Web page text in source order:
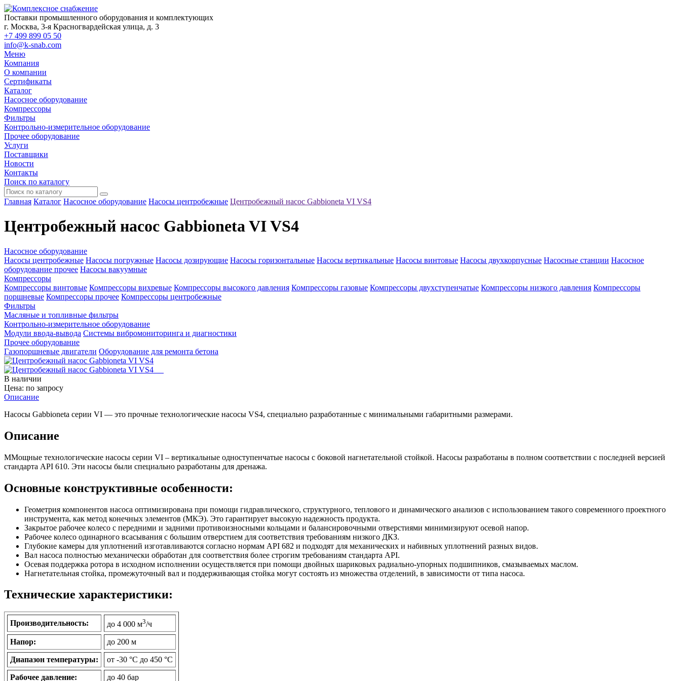
Поставки промышленного оборудования и комплектующих
г. Москва, 3-я Красногвардейская улица, д. 3
+7 499 899 05 50
info@k-snab.com
Меню
Компания
О компании
Сертификаты
Каталог
Насосное оборудование
Компрессоры
Фильтры
Контрольно-измерительное оборудование
Прочее оборудование
Услуги
Поставщики
Новости
Контакты
Поиск по каталогу
Главная Каталог Насосное оборудование Насосы центробежные Центробежный насос Gabbioneta VI VS4
Центробежный насос Gabbioneta VI VS4
Насосное оборудование
Насосы центробежные Насосы погружные Насосы дозирующие Насосы горизонтальные Насосы вертикальные Насосы винтовые Насосы двухкорпусные Насосные станции Насосное
оборудование прочее Насосы вакуумные
Компрессоры
Компрессоры винтовые Компрессоры вихревые Компрессоры высокого давления Компрессоры газовые Компрессоры двухступенчатые Компрессоры низкого давления Компрессоры
поршневые Компрессоры прочее Компрессоры центробежные
Фильтры
Масляные и топливные фильтры
Контрольно-измерительное оборудование
Модули ввода-вывода Системы вибромониторинга и диагностики
Прочее оборудование
Газопоршневые двигатели Оборудование для ремонта бетона
В наличии
Цена: по запросу
Описание
Насосы Gabbioneta серии VI — это прочные технологические насосы VS4, специально разработанные с минимальными габаритными размерами.
Описание
ММощные технологические насосы серии VI – вертикальные одноступенчатые насосы с боковой нагнетательной стойкой. Насосы разработаны в полном соответствии с последней версией
стандарта API 610. Эти насосы были специально разработаны для дренажа.
Основные конструктивные особенности:
Геометрия компонентов насоса оптимизирована при помощи гидравлического, структурного, теплового и динамического анализов с использованием такого современного проектного
инструмента, как метод конечных элементов (МКЭ). Это гарантирует высокую надежность продукта.
Закрытое рабочее колесо с передними и задними противоизносными кольцами и балансировочными отверстиями минимизируют осевой напор.
Рабочее колесо одинарного всасывания с большим отверстием для соответствия требованиям низкого ДКЗ.
Глубокие камеры для уплотнений изготавливаются согласно нормам API 682 и подходят для механических и набивных уплотнений разных видов.
Вал насоса полностью механически обработан для соответствия более строгим требованиям стандарта API.
Осевая поддержка ротора в исходном исполнении осуществляется при помощи двойных шариковых радиально-упорных подшипников, смазываемых маслом.
Нагнетательная стойка, промежуточный вал и поддерживающая стойка могут состоять из множества отделений, в зависимости от типа насоса.
Технические характеристики:
Производительность: до 4 000 м3/ч
Напор: до 200 м
Диапазон температуры: от -30 °C до 450 °C
Рабочее давление: до 40 бар